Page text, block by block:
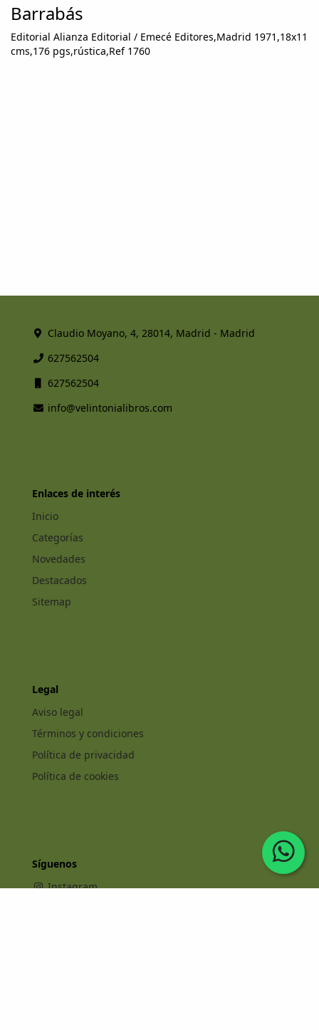
Barrabás
Editorial Alianza Editorial / Emecé Editores,Madrid 1971,18x11
cms,176 pgs,rústica,Ref 1760
Claudio Moyano, 4, 28014, Madrid - Madrid
627562504
627562504
info@velintonialibros.com
Enlaces de interés
Inicio
Categorías
Novedades
Destacados
Sitemap
Legal
Aviso legal
Términos y condiciones
Política de privacidad
Política de cookies
Síguenos
Instagram